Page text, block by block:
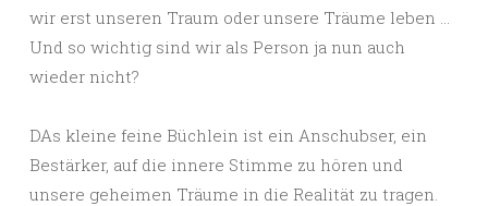
wir erst unseren Traum oder unsere Träume leben …
Und so wichtig sind wir als Person ja nun auch
wieder nicht?
DAs kleine feine Büchlein ist ein Anschubser, ein
Bestärker, auf die innere Stimme zu hören und
unsere geheimen Träume in die Realität zu tragen.